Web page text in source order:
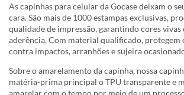
As capinhas para celular da Gocase deixam o
cara. São mais de 1000 estampas exclusivas,
qualidade de impressão, garantindo cores vivas
aderência. Com material qualificado, protegem
contra impactos, arranhões e sujeira
Sobre o amarelamento da capinha, nossa
matéria-prima principal o TPU transparente e
amarelar com o tempo por meio de um